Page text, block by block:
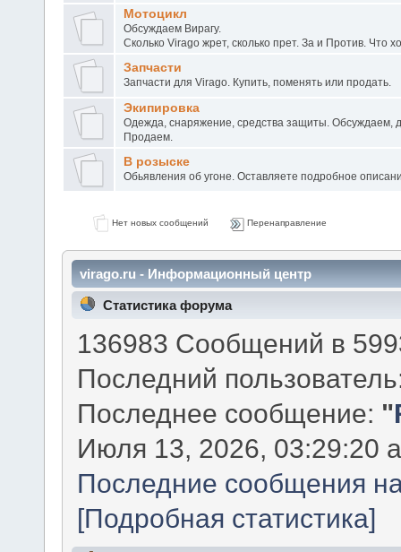
Мотоцикл
Обсуждаем Вирагу.
Сколько Virago жрет, сколько прет. За и Против. Что
Запчасти
Запчасти для Virago. Купить, поменять или продать.
Экипировка
Одежда, снаряжение, средства защиты. Обсуждаем,
Продаем.
В розыске
Обьявления об угоне. Оставляете подробное
Нет новых сообщений Перенаправление
virago.ru - Информационный центр
Статистика форума
136983 Сообщений в
Последний
Последнее сообщение: "
Июля 13, 2026, 03:29:20
Последние сообщения
[Подробная статистика]